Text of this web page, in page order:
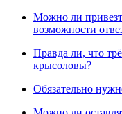
Можно ли
возможности
Правда ли, что
крысоловы?
Обязательно